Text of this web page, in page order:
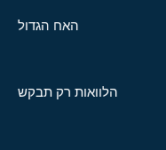
האח הגדול
הלוואות רק תבקש